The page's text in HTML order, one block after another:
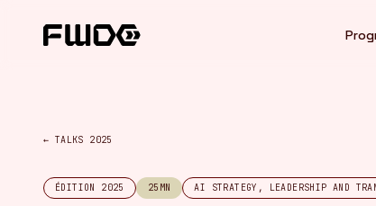
← TALKS 2025
ÉDITION 2025 25MN AI STRATEGY, LEADERSHIP AND